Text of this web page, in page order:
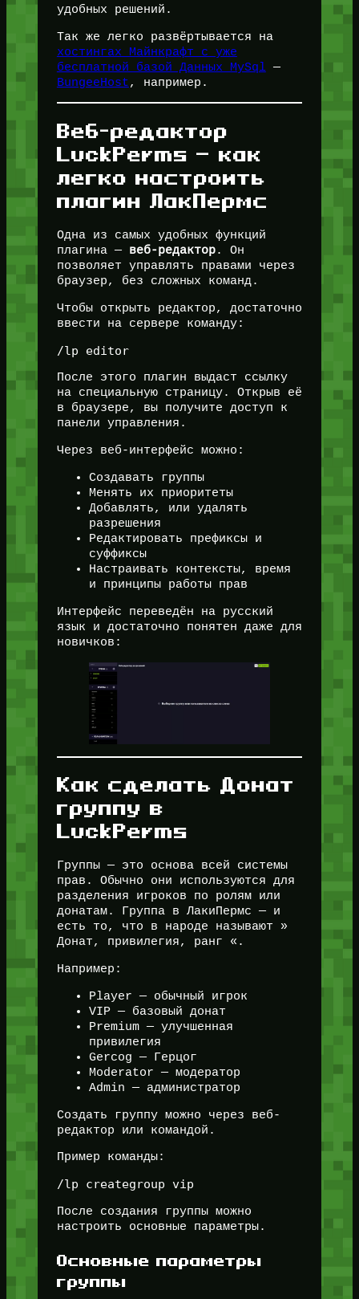
удобных решений.
Так же легко развёртывается на
хостингах Майнкрафт с уже
бесплатной базой Данных MySql—
BungeeHost, например.
Веб-редактор
LuckPerms — как
легко настроить
плагин ЛакПермс
Одна из самых удобных функций
плагина — веб-редактор. Он
позволяет управлять правами через
браузер, без сложных команд.
Чтобы открыть редактор, достаточно
ввести на сервере команду:
/lp editor
После этого плагин выдаст ссылку
на специальную страницу. Открыв её
в браузере, вы получите доступ к
панели управления.
Через веб-интерфейс можно:
Создавать группы
Менять их приоритеты
Добавлять, или удалять
разрешения
Редактировать префиксы и
суффиксы
Настраивать контексты, время
и принципы работы прав
Интерфейс переведён на русский
язык и достаточно понятен даже для
новичков:
Как сделать Донат
группу в
LuckPerms
Группы — это основа всей системы
прав. Обычно они используются для
разделения игроков по ролям или
донатам. Группа в ЛакиПермс — и
есть то, что в народе называют »
Донат, привилегия, ранг «.
Например:
Player — обычный игрок
VIP — базовый донат
Premium — улучшенная
привилегия
Gercog — Герцог
Moderator — модератор
Admin — администратор
Создать группу можно через веб-
редактор или командой.
Пример команды:
После создания группы можно
настроить основные параметры.
Основные параметры
группы